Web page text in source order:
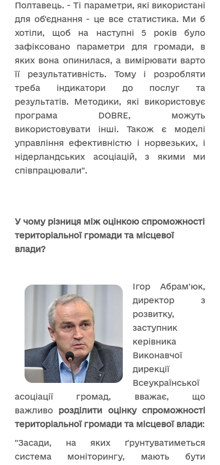
Полтавець. - Ті параметри, які використані
для об'єднання - це все статистика. Ми б
хотіли, щоб на наступні 5 років було
зафіксовано параметри для громади, в
яких вона опинилася, а вимірювати варто
її результативність. Тому і розробляти
треба індикатори до послуг та
результатів. Методики, які використовує
програма DOBRE, можуть
використовувати інші. Також є моделі
управління ефективністю і норвезьких, і
нідерландських асоціацій, з якими ми
співпрацювали".
У чому різниця між оцінкою спроможності
територіальної громади та місцевої
влади?
Ігор Абрам'юк,
директор з
розвитку,
заступник
керівника
Виконавчої
дирекції
Всеукраїнської
асоціації громад, вважає, що
важливо розділити оцінку спроможності
територіальної громади та місцевої влади:
"Засади, на яких ґрунтуватиметься
система моніторингу, мають бути